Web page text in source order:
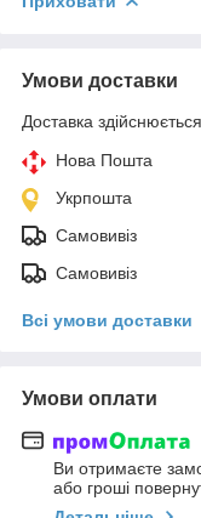
Умови доставки
Доставка
Нова Пошта
Укрпошта
Самовивіз
Самовивіз
Всі умови доставки
Умови оплати
Ви отримаєте
або гроші